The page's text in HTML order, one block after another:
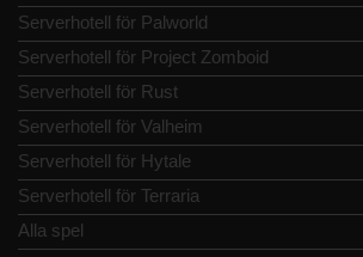
Serverhotell för Palworld
Serverhotell för Project Zomboid
Serverhotell för Rust
Serverhotell för Valheim
Serverhotell för Hytale
Serverhotell för Terraria
Alla spel